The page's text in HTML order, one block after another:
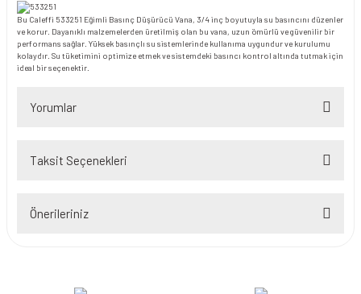
Bu Caleffi 533251 Eğimli Basınç Düşürücü Vana, 3/4 inç boyutuyla su basıncını düzenler
ve korur. Dayanıklı malzemelerden üretilmiş olan bu vana, uzun ömürlü ve güvenilir bir
performans sağlar. Yüksek basınçlı su sistemlerinde kullanıma uygundur ve kurulumu
kolaydır. Su tüketimini optimize etmek ve sistemdeki basıncı kontrol altında tutmak için
ideal bir seçenektir.
Yorumlar
Taksit Seçenekleri
Önerileriniz
iletebilirsiniz.